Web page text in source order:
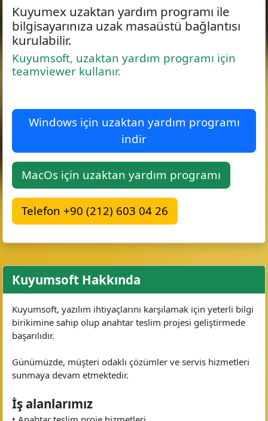
Kuyumex uzaktan yardım programı ile
bilgisayarınıza uzak masaüstü bağlantısı
kurulabilir.
Kuyumsoft, uzaktan yardım programı için
teamviewer kullanır.
Windows için uzaktan yardım programı
indir
MacOs için uzaktan yardım programı
Telefon +90 (212) 603 04 26
Kuyumsoft Hakkında
Kuyumsoft, yazılım ihtiyaçlarını karşılamak için yeterli bilgi
birikimine sahip olup anahtar teslim projesi geliştirmede
başarılıdır.
Günümüzde, müşteri odaklı çözümler ve servis hizmetleri
sunmaya devam etmektedir.
İş alanlarımız